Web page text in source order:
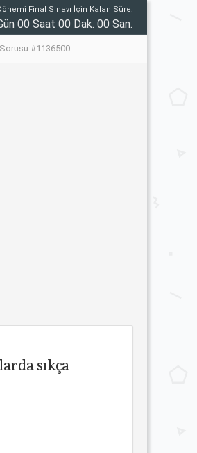
Final Sınavı İçin Kalan Süre:
00 Saat 00 Dak. 00 San.
#1136500
sıkça